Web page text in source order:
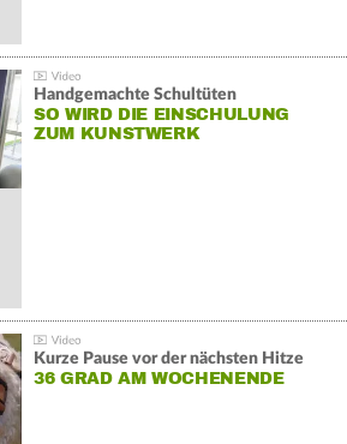
Handgemachte Schultüten
SO WIRD DIE EINSCHULUNG
ZUM KUNSTWERK
Kurze Pause vor der nächsten Hitze
36 GRAD AM WOCHENENDE